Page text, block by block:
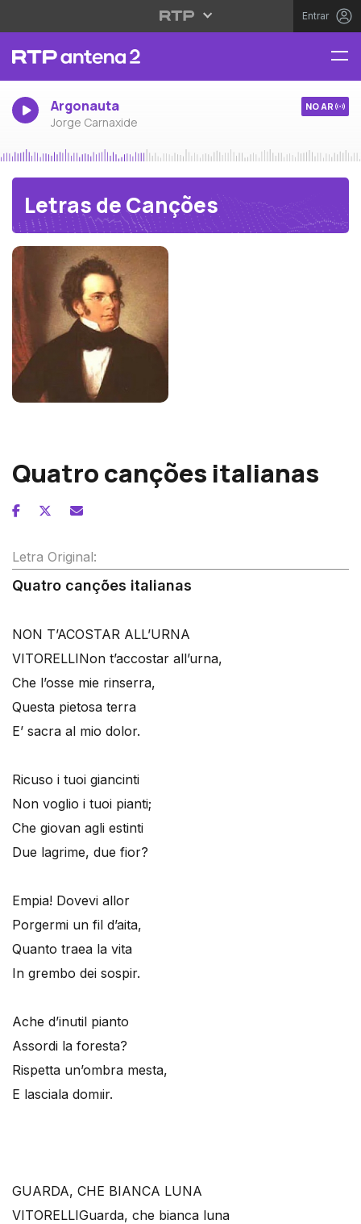
Entrar
Argonauta
Jorge Carnaxide
NO AR
Letras de Canções
Quatro canções italianas
Letra Original:
Quatro canções italianas
NON T’ACOSTAR ALL’URNA
VITORELLINon t’accostar all’urna,
Che l’osse mie rinserra,
Questa pietosa terra
E’ sacra al mio dolor.
Ricuso i tuoi giancinti
Non voglio i tuoi pianti;
Che giovan agli estinti
Due lagrime, due fior?
Empia! Dovevi allor
Porgermi un fil d’aita,
Quanto traea la vita
In grembo dei sospir.
Ache d’inutil pianto
Assordi la foresta?
Rispetta un’ombra mesta,
E lasciala domıir.
GUARDA, CHE BIANCA LUNA
VITORELLIGuarda, che bianca luna